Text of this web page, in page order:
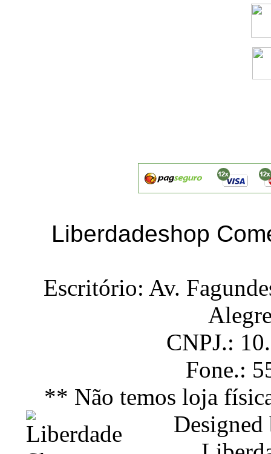
Liberdadeshop
Escritório: Av.
CNPJ.:
Fone.:
** Não temos loja